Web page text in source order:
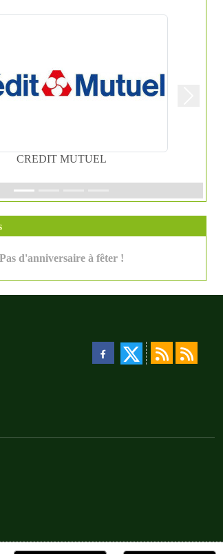
CREDIT MUTUEL
Pas d'anniversaire à fêter !